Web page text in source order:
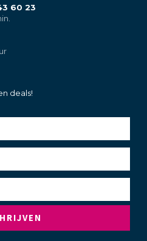
60 23
deals!